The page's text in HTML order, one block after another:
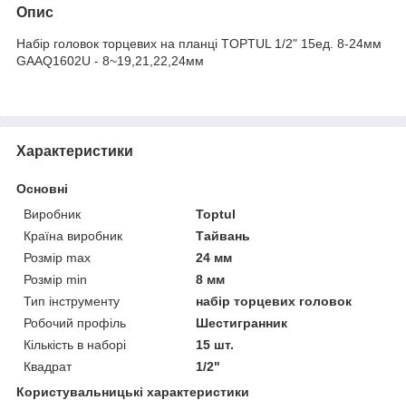
Опис
Набір головок торцевих на планці TOPTUL 1/2" 15ед. 8-24мм
GAAQ1602U - 8~19,21,22,24мм
Характеристики
Основні
Виробник
Toptul
Країна виробник
Тайвань
Розмір max
24 мм
Розмір min
8 мм
Тип інструменту
набір торцевих головок
Робочий профіль
Шестигранник
Кількість в наборі
15 шт.
Квадрат
1/2"
Користувальницькі характеристики